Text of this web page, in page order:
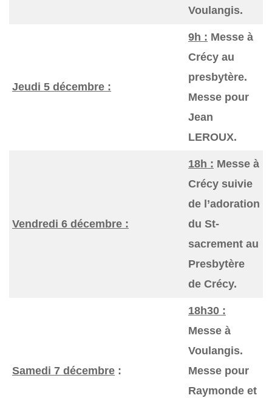
Voulangis.
Jeudi 5 décembre :
9h : Messe à
Crécy au
presbytère.
Messe pour
Jean
LEROUX.
Vendredi 6 décembre :
18h : Messe à
Crécy suivie
de l’adoration
du St-
sacrement au
Presbytère
de Crécy.
Samedi 7 décembre :
18h30 :
Messe à
Voulangis.
Messe pour
Raymonde et